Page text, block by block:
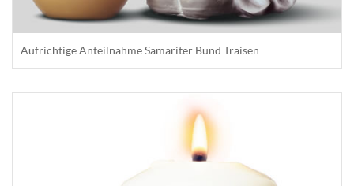
Aufrichtige Anteilnahme Samariter Bund Traisen